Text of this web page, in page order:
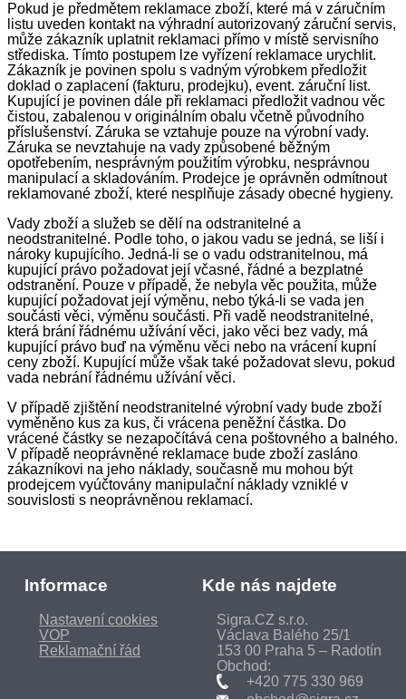
Pokud je předmětem reklamace zboží, které má v záručním
listu uveden kontakt na výhradní autorizovaný záruční servis,
může zákazník uplatnit reklamaci přímo v místě servisního
střediska. Tímto postupem lze vyřízení reklamace urychlit.
Zákazník je povinen spolu s vadným výrobkem předložit
doklad o zaplacení (fakturu, prodejku), event. záruční list.
Kupující je povinen dále při reklamaci předložit vadnou věc
čistou, zabalenou v originálním obalu včetně původního
příslušenství. Záruka se vztahuje pouze na výrobní vady.
Záruka se nevztahuje na vady způsobené běžným
opotřebením, nesprávným použitím výrobku, nesprávnou
manipulací a skladováním. Prodejce je oprávněn odmítnout
reklamované zboží, které nesplňuje zásady obecné hygieny.
Vady zboží a služeb se dělí na odstranitelné a
neodstranitelné. Podle toho, o jakou vadu se jedná, se liší i
nároky kupujícího. Jedná-li se o vadu odstranitelnou, má
kupující právo požadovat její včasné, řádné a bezplatné
odstranění. Pouze v případě, že nebyla věc použita, může
kupující požadovat její výměnu, nebo týká-li se vada jen
součásti věci, výměnu součásti. Při vadě neodstranitelné,
která brání řádnému užívání věci, jako věci bez vady, má
kupující právo buď na výměnu věci nebo na vrácení kupní
ceny zboží. Kupující může však také požadovat slevu, pokud
vada nebrání řádnému užívání věci.
V případě zjištění neodstranitelné výrobní vady bude zboží
vyměněno kus za kus, či vrácena peněžní částka. Do
vrácené částky se nezapočítává cena poštovného a balného.
V případě neoprávněné reklamace bude zboží zasláno
zákazníkovi na jeho náklady, současně mu mohou být
prodejcem vyúčtovány manipulační náklady vzniklé v
souvislosti s neoprávněnou reklamací.
Informace
Nastavení cookies
VOP
Reklamační řád
Kde nás najdete
Sigra.CZ s.r.o.
Václava Balého 25/1
153 00 Praha 5 – Radotín
Obchod:
+420 775 330 969